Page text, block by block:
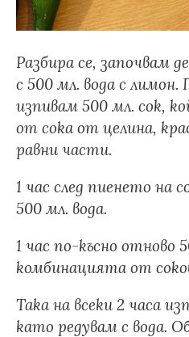
Разбира се, започвам
с 500 мл. вода с лимон.
изпивам 500 мл. сок,
от сока от целина,
равни части.
1 час след пиенето на
500 мл. вода.
1 час по-късно отново
комбинацията от
Така на всеки 2 часа
като редувам с вода.